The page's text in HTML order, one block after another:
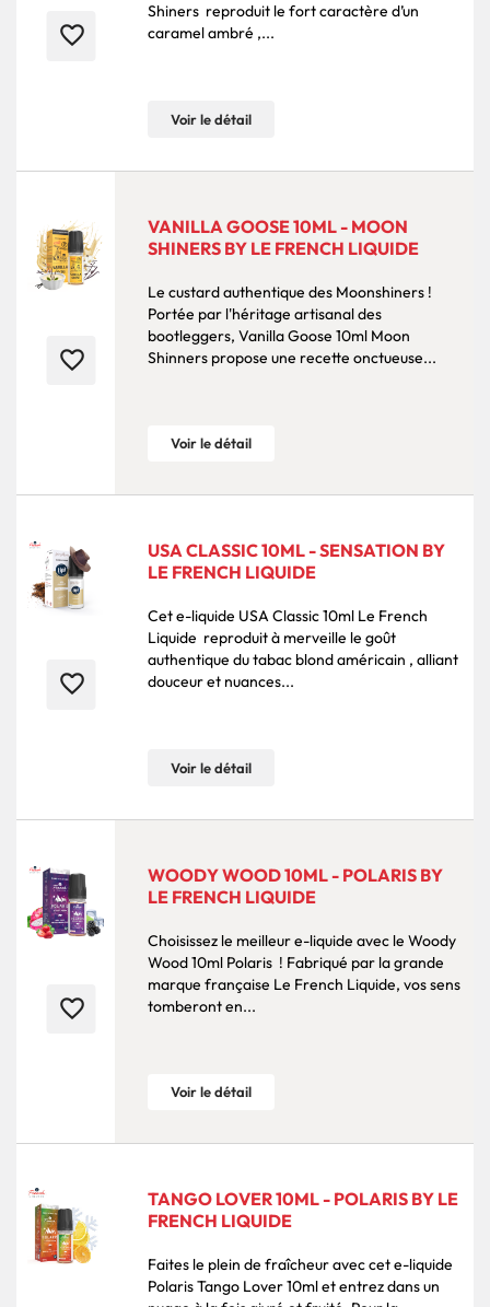
favorite_border
Shiners reproduit le fort caractère d’un
caramel ambré ,...
Voir le détail
favorite_border
VANILLA GOOSE 10ML - MOON
SHINERS BY LE FRENCH LIQUIDE
Le custard authentique des Moonshiners !
Portée par l'héritage artisanal des
bootleggers, Vanilla Goose 10ml Moon
Shinners propose une recette onctueuse...
Voir le détail
favorite_border
USA CLASSIC 10ML - SENSATION BY
LE FRENCH LIQUIDE
Cet e-liquide USA Classic 10ml Le French
Liquide reproduit à merveille le goût
authentique du tabac blond américain , alliant
douceur et nuances...
Voir le détail
favorite_border
WOODY WOOD 10ML - POLARIS BY
LE FRENCH LIQUIDE
Choisissez le meilleur e-liquide avec le Woody
Wood 10ml Polaris ! Fabriqué par la grande
marque française Le French Liquide, vos sens
tomberont en...
Voir le détail
TANGO LOVER 10ML - POLARIS BY LE
FRENCH LIQUIDE
Faites le plein de fraîcheur avec cet e-liquide
Polaris Tango Lover 10ml et entrez dans un